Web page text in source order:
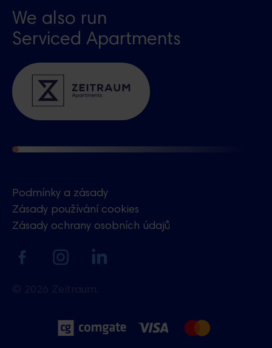
We also run
Serviced Apartments
Podmínky a zásady
Zásady používání cookies
Zásady ochrany osobních údajů